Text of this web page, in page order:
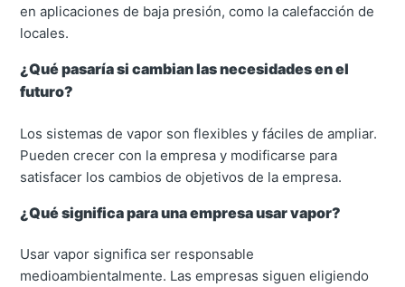
en aplicaciones de baja presión, como la calefacción de
locales.
¿Qué pasaría si cambian las necesidades en el
futuro?
Los sistemas de vapor son flexibles y fáciles de ampliar.
Pueden crecer con la empresa y modificarse para
satisfacer los cambios de objetivos de la empresa.
¿Qué significa para una empresa usar vapor?
Usar vapor significa ser responsable
medioambientalmente. Las empresas siguen eligiendo